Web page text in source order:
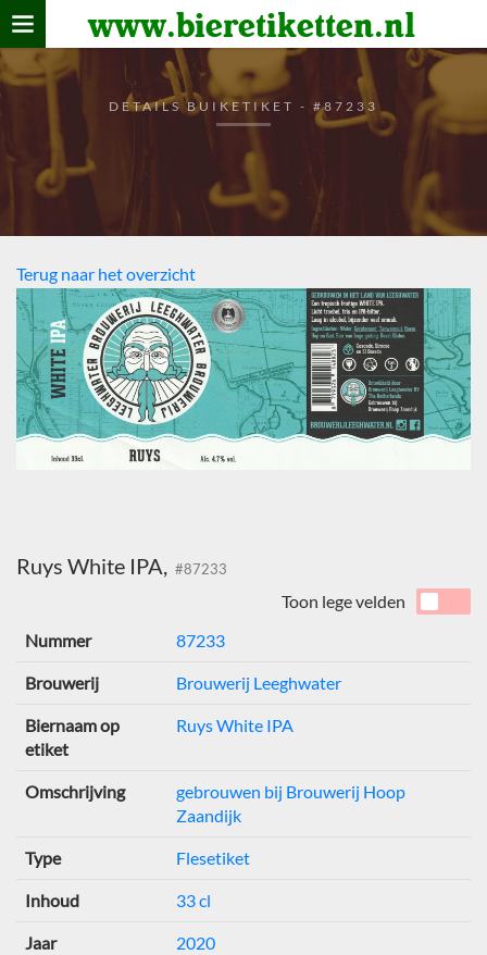
www.bieretiketten.nl
Home
verzamelen
De bierkaart
Bezoekers
DETAILS BUIKETIKET - #87233
Terug naar het overzicht
Ruys White IPA, #87233
Toon lege velden
Nummer
87233
Brouwerij Brouwerij Leeghwater
Biernaam op
etiket
Ruys White IPA
Omschrijving
gebrouwen bij Brouwerij Hoop
Zaandijk
Type Flesetiket
Inhoud 33 cl
Jaar 2020